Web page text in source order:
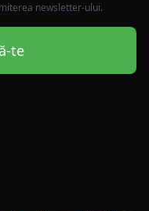
newsletter-ului.
te